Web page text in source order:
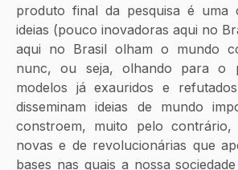
produto final da pesquisa é uma
ideias (pouco inovadoras aqui no
aqui no Brasil olham o mundo
nunc, ou seja, olhando para o
modelos já exauridos e
disseminam ideias de mundo
constroem, muito pelo contrário,
novas e de revolucionárias que
bases nas quais a nossa